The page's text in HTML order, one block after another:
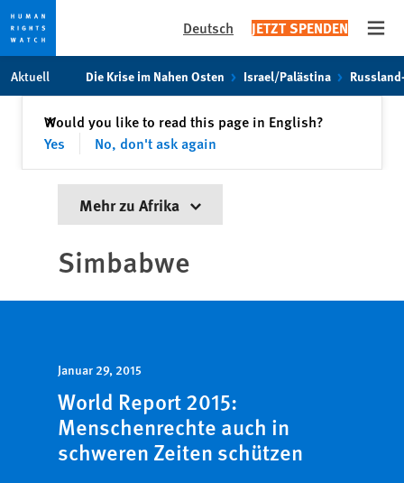
Skip
to
Skip
to
content
Deutsch JETZT SPENDEN
Aktuell Die Krise im Nahen Osten Israel/Palästina
Would you like to read this page in English?
Yes
No, don't ask again
✕Schließen
Mehr zu Afrika
Simbabwe
Januar 29, 2015
World Report 2015:
Menschenrechte auch in
schweren Zeiten schützen